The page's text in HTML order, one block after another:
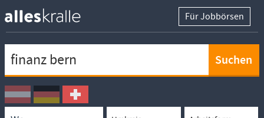
Für Jobbörsen
Ortssuche
Umkreissuche
Arbeitsform